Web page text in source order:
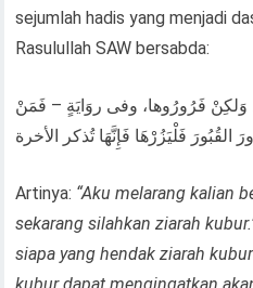
sejumlah hadis yang menjadi
Rasulullah SAW bersabda:
وَلكِنْ فَرُورُوها، وفى روَايَةٍ – فَمَنْ
القُبُورَ فَلْيَزُرْهَا فَإِنَّهَا تُذكر الأخرة
Artinya: “Aku melarang kalian
sekarang silahkan ziarah
siapa yang hendak ziarah